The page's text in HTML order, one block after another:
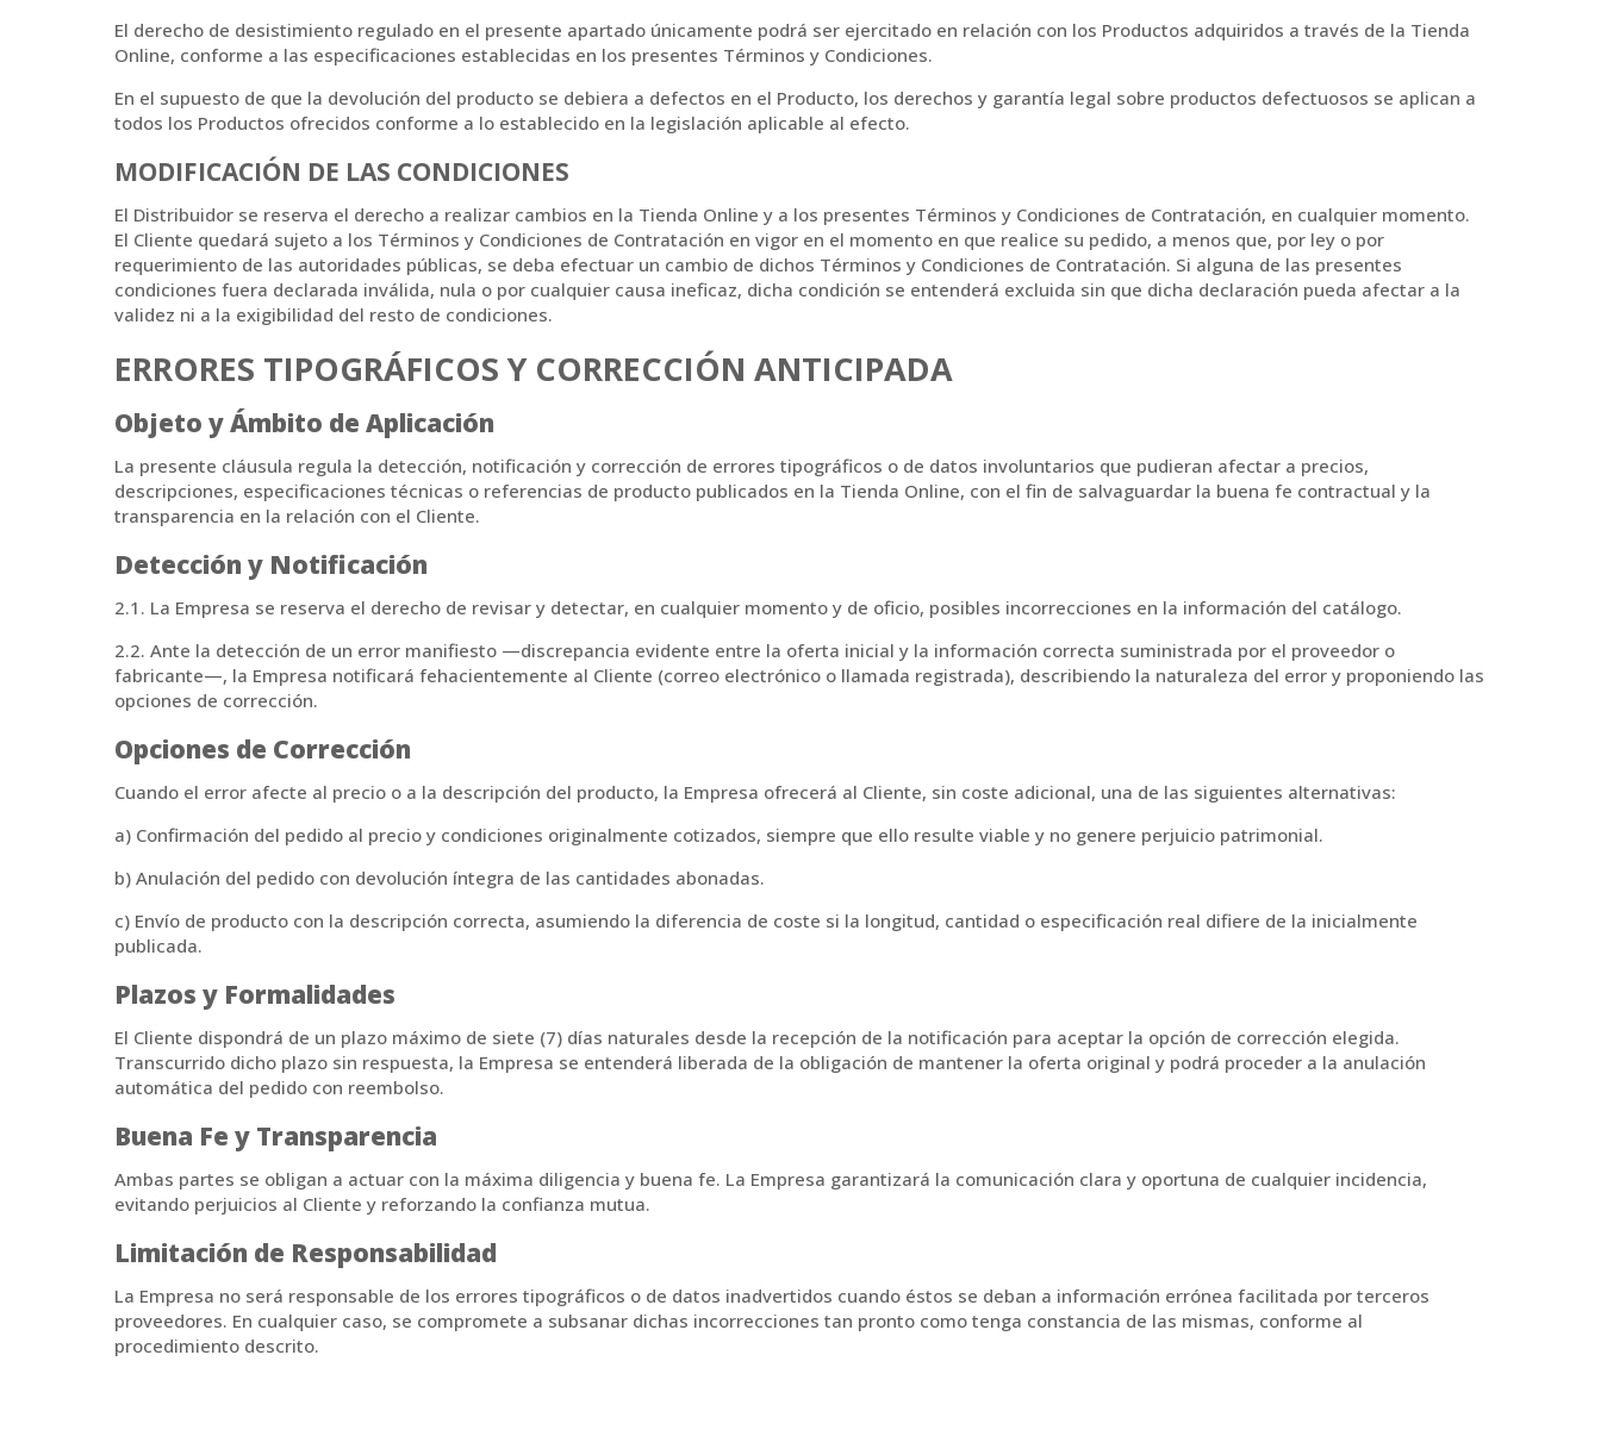
El derecho de desistimiento regulado en el presente apartado únicamente podrá ser ejercitado en relación con los Productos adquiridos a través de la Tienda
Online, conforme a las especificaciones establecidas en los presentes Términos y Condiciones.
En el supuesto de que la devolución del producto se debiera a defectos en el Producto, los derechos y garantía legal sobre productos defectuosos se aplican a
todos los Productos ofrecidos conforme a lo establecido en la legislación aplicable al efecto.
MODIFICACIÓN DE LAS CONDICIONES
El Distribuidor se reserva el derecho a realizar cambios en la Tienda Online y a los presentes Términos y Condiciones de Contratación, en cualquier momento.
El Cliente quedará sujeto a los Términos y Condiciones de Contratación en vigor en el momento en que realice su pedido, a menos que, por ley o por
requerimiento de las autoridades públicas, se deba efectuar un cambio de dichos Términos y Condiciones de Contratación. Si alguna de las presentes
condiciones fuera declarada inválida, nula o por cualquier causa ineficaz, dicha condición se entenderá excluida sin que dicha declaración pueda afectar a la
validez ni a la exigibilidad del resto de condiciones.
ERRORES TIPOGRÁFICOS Y CORRECCIÓN ANTICIPADA
Objeto y Ámbito de Aplicación
La presente cláusula regula la detección, notificación y corrección de errores tipográficos o de datos involuntarios que pudieran afectar a precios,
descripciones, especificaciones técnicas o referencias de producto publicados en la Tienda Online, con el fin de salvaguardar la buena fe contractual y la
transparencia en la relación con el Cliente.
Detección y Notificación
2.1. La Empresa se reserva el derecho de revisar y detectar, en cualquier momento y de oficio, posibles incorrecciones en la información del catálogo.
2.2. Ante la detección de un error manifiesto —discrepancia evidente entre la oferta inicial y la información correcta suministrada por el proveedor o
fabricante—, la Empresa notificará fehacientemente al Cliente (correo electrónico o llamada registrada), describiendo la naturaleza del error y proponiendo las
opciones de corrección.
Opciones de Corrección
Cuando el error afecte al precio o a la descripción del producto, la Empresa ofrecerá al Cliente, sin coste adicional, una de las siguientes alternativas:
a) Confirmación del pedido al precio y condiciones originalmente cotizados, siempre que ello resulte viable y no genere perjuicio patrimonial.
b) Anulación del pedido con devolución íntegra de las cantidades abonadas.
c) Envío de producto con la descripción correcta, asumiendo la diferencia de coste si la longitud, cantidad o especificación real difiere de la inicialmente
publicada.
Plazos y Formalidades
El Cliente dispondrá de un plazo máximo de siete (7) días naturales desde la recepción de la notificación para aceptar la opción de corrección elegida.
Transcurrido dicho plazo sin respuesta, la Empresa se entenderá liberada de la obligación de mantener la oferta original y podrá proceder a la anulación
automática del pedido con reembolso.
Buena Fe y Transparencia
Ambas partes se obligan a actuar con la máxima diligencia y buena fe. La Empresa garantizará la comunicación clara y oportuna de cualquier incidencia,
evitando perjuicios al Cliente y reforzando la confianza mutua.
Limitación de Responsabilidad
La Empresa no será responsable de los errores tipográficos o de datos inadvertidos cuando éstos se deban a información errónea facilitada por terceros
proveedores. En cualquier caso, se compromete a subsanar dichas incorrecciones tan pronto como tenga constancia de las mismas, conforme al
procedimiento descrito.